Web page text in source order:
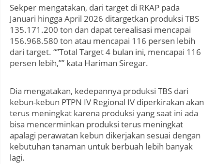
Sekper mengatakan, dari target di RKAP pada
Januari hingga April 2026 ditargetkan produksi TBS
135.171.200 ton dan dapat terealisasi mencapai
156.968.580 ton atau mencapai 116 persen lebih
dari target. “”Total Target 4 bulan ini, mencapai 116
persen lebih,”” kata Hariman Siregar.
Dia mengatakan, kedepannya produksi TBS dari
kebun-kebun PTPN IV Regional IV diperkirakan akan
terus meningkat karena produksi yang saat ini ada
bisa mencerminkan produksi terus meningkat
apalagi perawatan kebun dikerjakan sesuai dengan
kebutuhan tanaman untuk berbuah lebih banyak
lagi.